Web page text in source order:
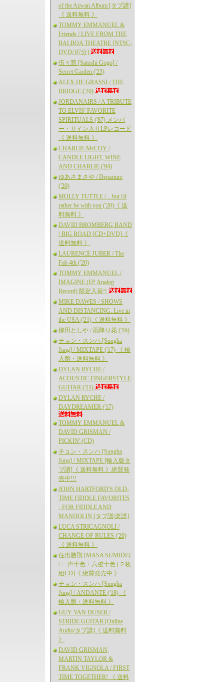
of the Azwan Album [タブ譜]
《 送料無料 》
TOMMY EMMANUEL &
Friends / LIVE FROM THE
BALBOA THEATRE [NTSC-
DVD/ 87分]
伍々慧 [Satoshi Gogo] /
Secret Garden ('23)
ALEX DE GRASSI / THE
BRIDGE ('20)
JORDANAIRS / A TRIBUTE
TO ELVIS' FAVORITE
SPIRITUALS ('87) メンバ
ー・サイン入りLPレコード
《 送料無料 》
CHARLIE McCOY /
CANDLE LIGHT, WINE
AND CHARLIE ('94)
ゆあさまさや / Departure
('20)
MOLLY TUTTLE / ...but i'd
rather be with you ('20)《 送
料無料 》
DAVID BROMBERG BAND
/ BIG ROAD [CD+DVD]《
送料無料 》
LAURENCE JUBER / The
Fab 4th ('20)
TOMMY EMMANUEL /
IMAGINE (EP Analog
Record) 限定入荷!!
MIKE DAWES / SHOWS
AND DISTANCING: Live in
the USA ('21)《 送料無料 》
柳田としや / 雨降り花 ('16)
チョン・スンハ [Sungha
Jung] / MIXTAPE ('17) 《 輸
入盤・送料無料 》
DYLAN RYCHE /
ACOUSTIC FINGERSTYLE
GUITAR ('11)
DYLAN RYCHE /
DAYDREAMER ('17)
TOMMY EMMANUEL &
DAVID GRISMAN /
PICKIN' (CD)
チョン・スンハ [Sungha
Jung] / MIXTAPE [輸入版タ
ブ譜]《 送料無料 》絶賛発
売中!!!
JOHN HARTFORD'S OLD-
TIME FIDDLE FAVORITES
- FOR FIDDLE AND
MANDOLIN [タブ譜/楽譜]
LUCA STRICAGNOLI /
CHANGE OF RULES ('20)
《 送料無料 》
住出勝則 [MASA SUMIDE]
/ 一声十色・六弦十色 [２枚
組CD]《 絶賛発売中 》
チョン・スンハ [Sungha
Jung] / ANDANTE ('18) 《
輸入盤・送料無料 》
GUY VAN DUSER /
STRIDE GUITAR [Online
Audio/タブ譜]《 送料無料
》
DAVID GRISMAN,
MARTIN TAYLOR &
FRANK VIGNOLA / FIRST
TIME TOGETHER! 《 送料